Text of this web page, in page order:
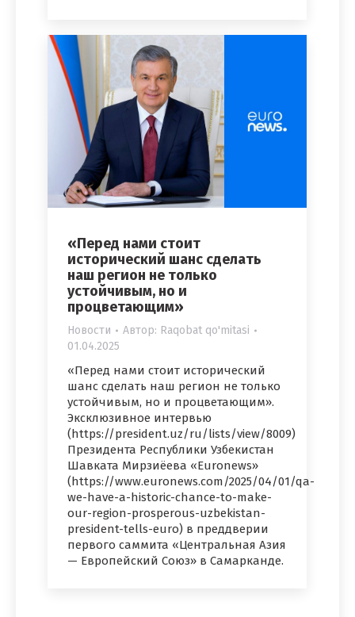
«Перед нами стоит
исторический шанс сделать
наш регион не только
устойчивым, но и
процветающим»
Новости Автор: Raqobat qo'mitasi
01.04.2025
«Перед нами стоит исторический
шанс сделать наш регион не только
устойчивым, но и процветающим».
Эксклюзивное интервью
(https://president.uz/ru/lists/view/8009)
Президента Республики Узбекистан
Шавката Мирзиёева «Euronews»
(https://www.euronews.com/2025/04/01/qa-
we-have-a-historic-chance-to-make-
our-region-prosperous-uzbekistan-
president-tells-euro) в преддверии
первого саммита «Центральная Азия
— Европейский Союз» в Самарканде.